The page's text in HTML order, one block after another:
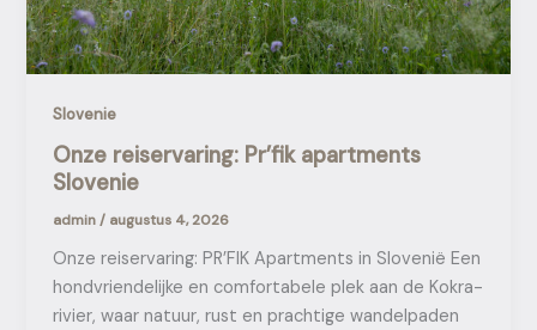
Slovenie
Onze reiservaring: Pr’fik apartments
Slovenie
admin/ augustus 4, 2026
Onze reiservaring: PR’FIK Apartments in Slovenië Een
hondvriendelijke en comfortabele plek aan de Kokra-
rivier, waar natuur, rust en prachtige wandelpaden